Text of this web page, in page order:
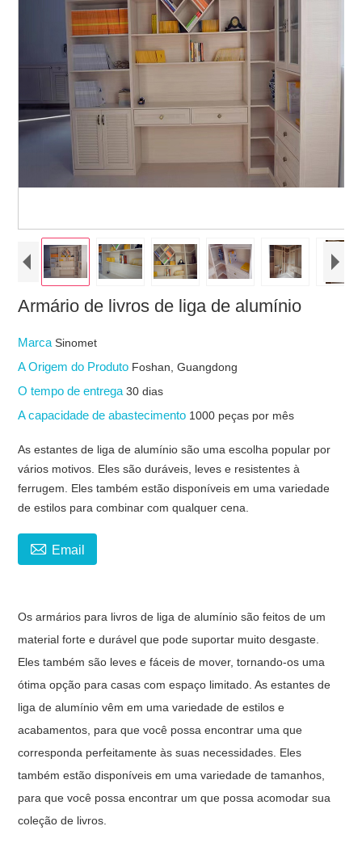
Armário de livros de liga de alumínio
MarcaSinomet
A Origem do Produto Foshan, Guangdong
O tempo de entrega30 dias
A capacidade de abastecimento 1000 peças por mês
As estantes de liga de alumínio são uma escolha popular por
vários motivos. Eles são duráveis, leves e resistentes à
ferrugem. Eles também estão disponíveis em uma variedade
de estilos para combinar com qualquer cena.
 Email
Os armários para livros de liga de alumínio são feitos de um
material forte e durável que pode suportar muito desgaste.
Eles também são leves e fáceis de mover, tornando-os uma
ótima opção para casas com espaço limitado. As estantes de
liga de alumínio vêm em uma variedade de estilos e
acabamentos, para que você possa encontrar uma que
corresponda perfeitamente às suas necessidades. Eles
também estão disponíveis em uma variedade de tamanhos,
para que você possa encontrar um que possa acomodar sua
coleção de livros.